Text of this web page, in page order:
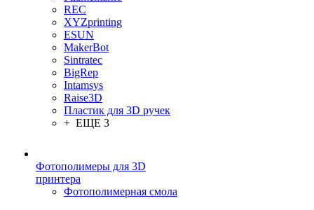
REC
XYZprinting
ESUN
MakerBot
Sintratec
BigRep
Intamsys
Raise3D
Пластик для 3D ручек
+ ЕЩЕ 3
Фотополимеры для 3D
принтера
Фотополимерная смола